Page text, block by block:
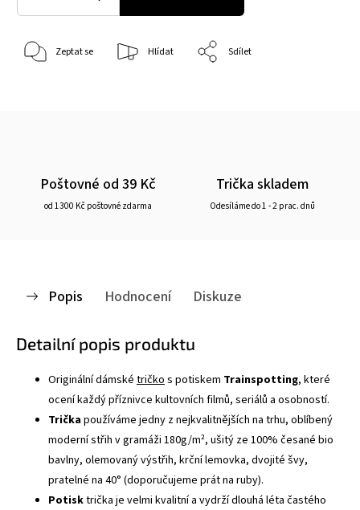
Zeptat se Hlídat Sdílet
Poštovné od 39 Kč
od 1300 Kč poštovné zdarma
Trička skladem
Odesíláme do 1 - 2 prac. dnů
Popis Hodnocení Diskuze
Detailní popis produktu
Originální dámské tričko s potiskem Trainspotting, které
ocení každý příznivce kultovních filmů, seriálů a osobností.
Tričkapoužíváme jedny z nejkvalitnějších na trhu, oblíbený
moderní střih v gramáži 180g/m², ušitý ze 100% česané bio
bavlny, olemovaný výstřih, krční lemovka, dvojité švy,
pratelné na 40° (doporučujeme prát na ruby).
Potisktrička je velmi kvalitní a vydrží dlouhá léta častého